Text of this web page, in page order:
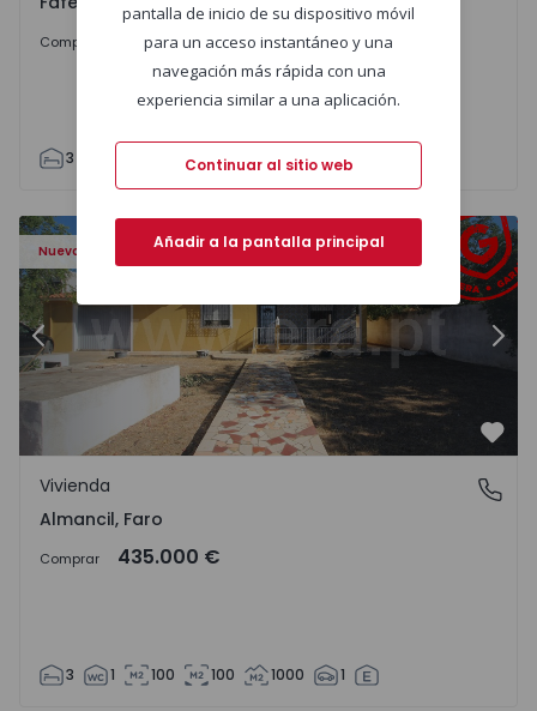
Comprar 407.950 €
3 305 2 1
Nuevo
Anterior
Almancil, Faro
Vivienda
Almancil, Faro
Comprar 435.000 €
3 1 100 100 1000 1
pantalla de inicio de su dispositivo móvil
para un acceso instantáneo y una
navegación más rápida con una
experiencia similar a una aplicación.
Continuar al sitio web
Añadir a la pantalla principal